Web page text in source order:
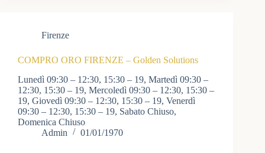
Firenze
COMPRO ORO FIRENZE – Golden Solutions
Lunedì 09:30 – 12:30, 15:30 – 19, Martedì 09:30 –
12:30, 15:30 – 19, Mercoledì 09:30 – 12:30, 15:30 –
19, Giovedì 09:30 – 12:30, 15:30 – 19, Venerdì
09:30 – 12:30, 15:30 – 19, Sabato Chiuso,
Domenica Chiuso
Admin
01/01/1970